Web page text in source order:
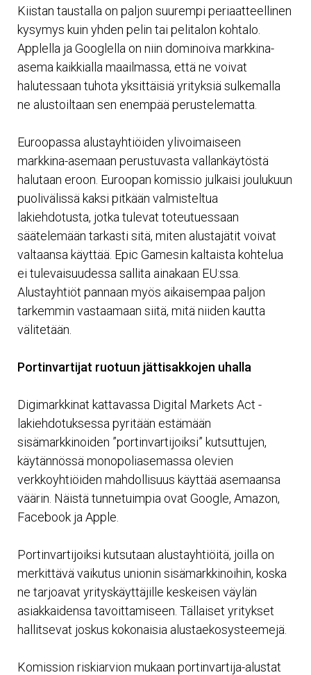
Kiistan taustalla on paljon suurempi periaatteellinen
kysymys kuin yhden pelin tai pelitalon kohtalo.
Applella ja Googlella on niin dominoiva markkina-
asema kaikkialla maailmassa, että ne voivat
halutessaan tuhota yksittäisiä yrityksiä sulkemalla
ne alustoiltaan sen enempää perustelematta.
Euroopassa alustayhtiöiden ylivoimaiseen
markkina-asemaan perustuvasta vallankäytöstä
halutaan eroon. Euroopan komissio julkaisi joulukuun
puolivälissä kaksi pitkään valmisteltua
lakiehdotusta, jotka tulevat toteutuessaan
säätelemään tarkasti sitä, miten alustajätit voivat
valtaansa käyttää. Epic Gamesin kaltaista kohtelua
ei tulevaisuudessa sallita ainakaan EU:ssa.
Alustayhtiöt pannaan myös aikaisempaa paljon
tarkemmin vastaamaan siitä, mitä niiden kautta
välitetään.
Portinvartijat ruotuun jättisakkojen uhalla
Digimarkkinat kattavassa Digital Markets Act -
lakiehdotuksessa pyritään estämään
sisämarkkinoiden ”portinvartijoiksi” kutsuttujen,
käytännössä monopoliasemassa olevien
verkkoyhtiöiden mahdollisuus käyttää asemaansa
väärin. Näistä tunnetuimpia ovat Google, Amazon,
Facebook ja Apple.
Portinvartijoiksi kutsutaan alustayhtiöitä, joilla on
merkittävä vaikutus unionin sisämarkkinoihin, koska
ne tarjoavat yrityskäyttäjille keskeisen väylän
asiakkaidensa tavoittamiseen. Tällaiset yritykset
hallitsevat joskus kokonaisia alustaekosysteemejä.
Komission riskiarvion mukaan portinvartija-alustat